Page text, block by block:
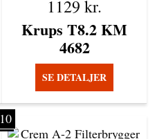
Krups T8.2 KM
4682
1129 kr.
SE DETALJER
10